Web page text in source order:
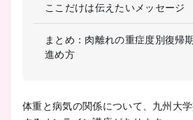
ここだけは伝えたいメッセージ
まとめ：肉離れの重症度別復帰
進め方
体重と病気の関係について、九州大